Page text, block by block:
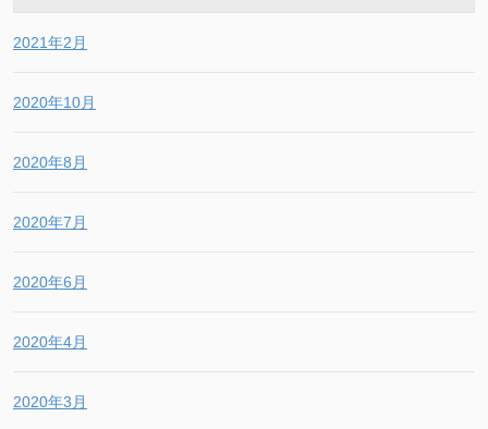
2021年2月
2020年10月
2020年8月
2020年7月
2020年6月
2020年4月
2020年3月